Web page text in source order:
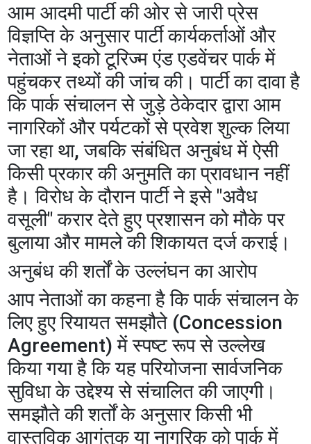
आम आदमी पार्टी की ओर से जारी प्रेस
विज्ञप्ति के अनुसार पार्टी कार्यकर्ताओं और
नेताओं ने इको टूरिज्म एंड एडवेंचर पार्क में
पहुंचकर तथ्यों की जांच की। पार्टी का दावा है
कि पार्क संचालन से जुड़े ठेकेदार द्वारा आम
नागरिकों और पर्यटकों से प्रवेश शुल्क लिया
जा रहा था, जबकि संबंधित अनुबंध में ऐसी
किसी प्रकार की अनुमति का प्रावधान नहीं
है। विरोध के दौरान पार्टी ने इसे "अवैध
वसूली" करार देते हुए प्रशासन को मौके पर
बुलाया और मामले की शिकायत दर्ज कराई।
अनुबंध की शर्तों के उल्लंघन का आरोप
आप नेताओं का कहना है कि पार्क संचालन के
लिए हुए रियायत समझौते (Concession
Agreement) में स्पष्ट रूप से उल्लेख
किया गया है कि यह परियोजना सार्वजनिक
सुविधा के उद्देश्य से संचालित की जाएगी।
समझौते की शर्तों के अनुसार किसी भी
वास्तविक आगंतुक या नागरिक को पार्क में